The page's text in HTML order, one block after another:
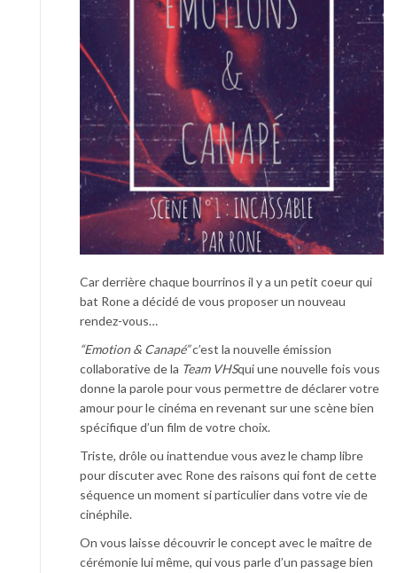
Car derrière chaque bourrinos il y a un petit coeur qui
bat Rone a décidé de vous proposer un nouveau
rendez-vous…
“Emotion & Canapé”c’est la nouvelle émission
collaborative de la Team VHSqui une nouvelle fois vous
donne la parole pour vous permettre de déclarer votre
amour pour le cinéma en revenant sur une scène bien
spécifique d’un film de votre choix.
Triste, drôle ou inattendue vous avez le champ libre
pour discuter avec Rone des raisons qui font de cette
séquence un moment si particulier dans votre vie de
cinéphile.
On vous laisse découvrir le concept avec le maître de
cérémonie lui même, qui vous parle d’un passage bien